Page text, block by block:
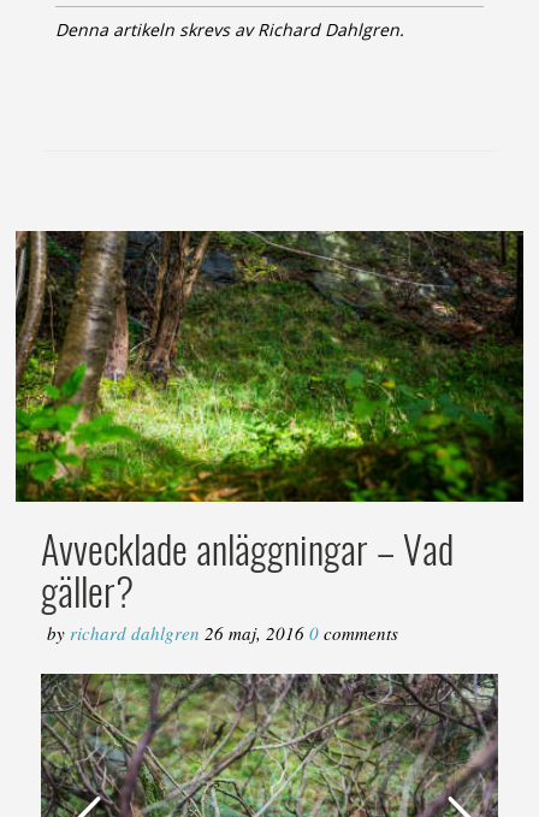
Denna artikeln skrevs av Richard Dahlgren.
Avvecklade anläggningar – Vad
gäller?
byrichard dahlgren26 maj, 2016 0comments